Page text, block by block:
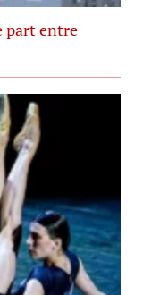
part entre